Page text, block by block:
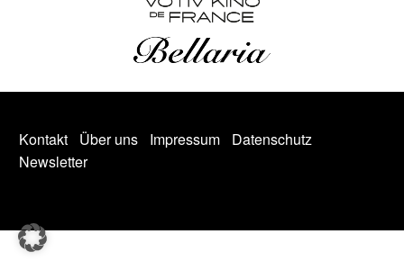
Kontakt Über uns Impressum
Datenschutz
Newsletter